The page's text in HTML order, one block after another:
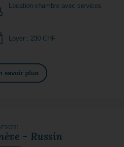
Location chambre avec services
Loyer : 230 CHF
savoir plus
- Russin